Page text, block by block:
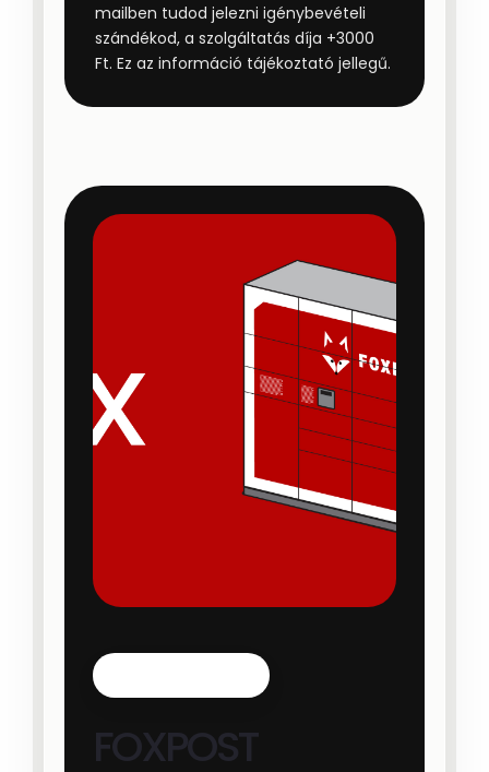
mailben tudod jelezni igénybevételi
szándékod, a szolgáltatás díja +3000
Ft. Ez az információ tájékoztató jellegű.
FOXPOST